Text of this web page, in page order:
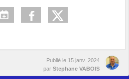
Publié le 15 janv. 2024
par Stephane VABOIS